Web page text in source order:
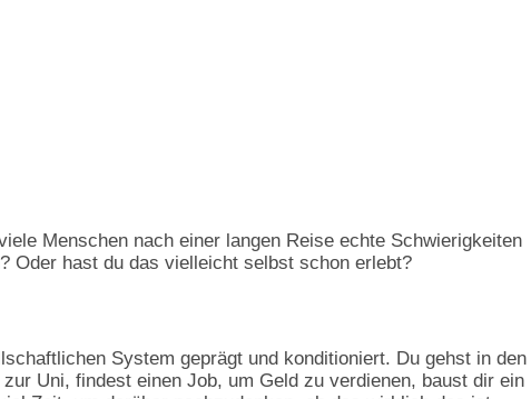
Menschen nach einer langen Reise echte Schwierigkeiten
Oder hast du das vielleicht selbst schon erlebt?
System geprägt und konditioniert. Du gehst in den
Uni, findest einen Job, um Geld zu verdienen, baust dir ein